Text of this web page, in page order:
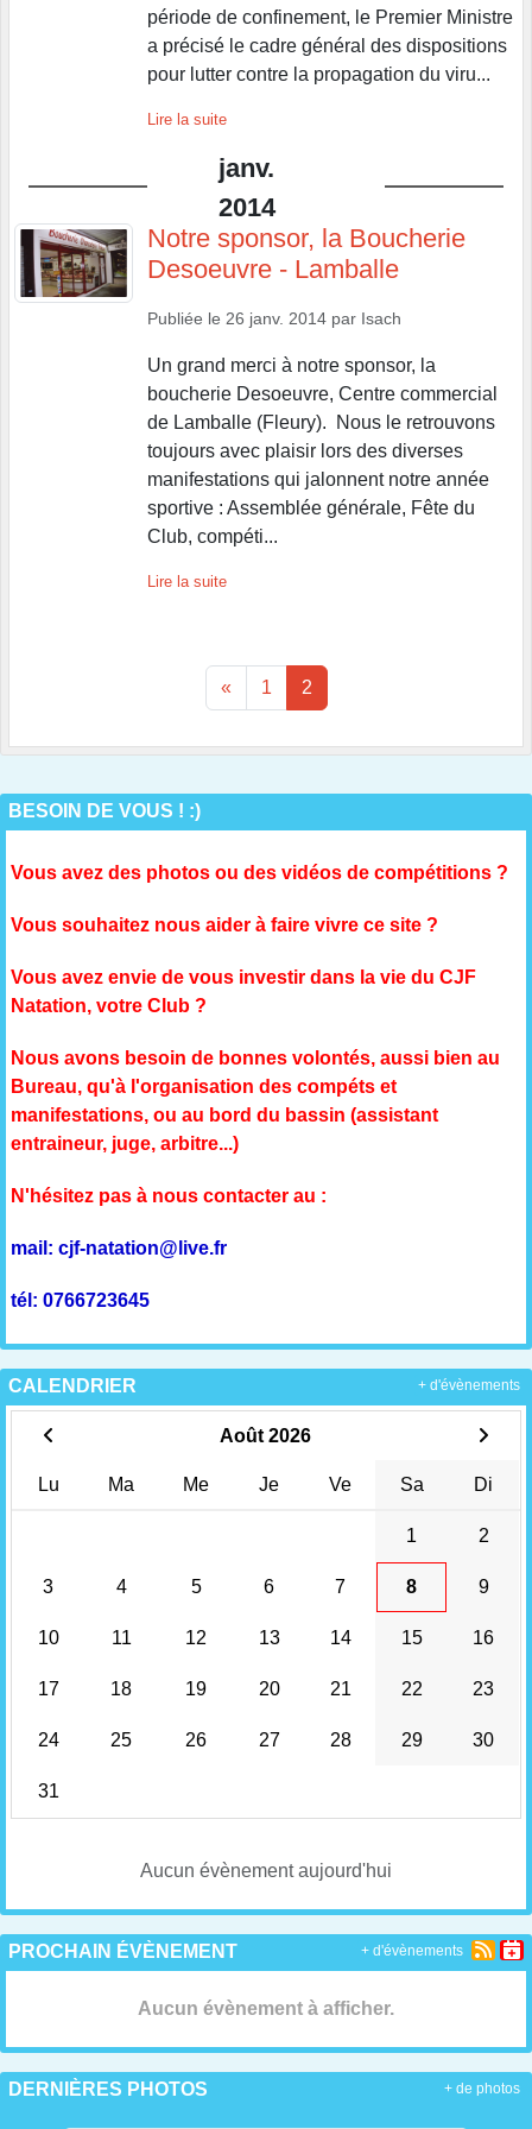
période de confinement, le Premier Ministre
a précisé le cadre général des dispositions
pour lutter contre la propagation du viru...
Lire la suite
janv.
2014
Notre sponsor, la Boucherie
Desoeuvre - Lamballe
Publiée le 26 janv. 2014 par Isach
Un grand merci à notre sponsor, la
boucherie Desoeuvre, Centre commercial
de Lamballe (Fleury). Nous le retrouvons
toujours avec plaisir lors des diverses
manifestations qui jalonnent notre année
sportive : Assemblée générale, Fête du
Club, compéti...
Lire la suite
« 1 2
BESOIN DE VOUS ! :)
Vous avez des photos ou des vidéos de compétitions ?
Vous souhaitez nous aider à faire vivre ce site ?
Vous avez envie de vous investir dans la vie du CJF
Natation, votre Club ?
Nous avons besoin de bonnes volontés, aussi bien au
Bureau, qu'à l'organisation des compéts et
manifestations, ou au bord du bassin (assistant
entraineur, juge, arbitre...)
N'hésitez pas à nous contacter au :
mail: cjf-natation@live.fr
tél: 0766723645
CALENDRIER
Août 2026
Lu Ma Me Je Ve Sa Di
1 2
3 4 5 6 7 8 9
10 11 12 13 14 15 16
17 18 19 20 21 22 23
24 25 26 27 28 29 30
31
Aucun évènement aujourd'hui
+ d'évènements
PROCHAIN ÉVÈNEMENT
Aucun évènement à afficher.
+ d'évènements
DERNIÈRES PHOTOS + de photos